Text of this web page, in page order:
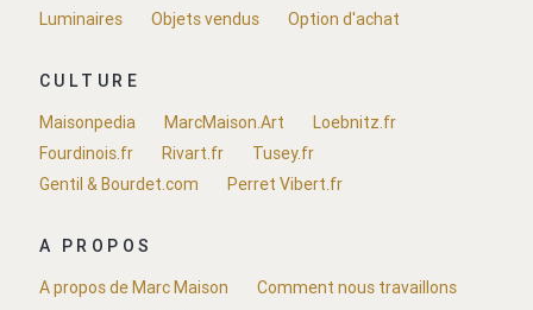
Luminaires
Objets vendus Option d'achat
CULTURE
Maisonpedia
MarcMaison.Art
Loebnitz.fr
Fourdinois.fr
Rivart.fr
Tusey.fr
Gentil & Bourdet.com
Perret Vibert.fr
A PROPOS
A propos de Marc Maison
Comment nous travaillons